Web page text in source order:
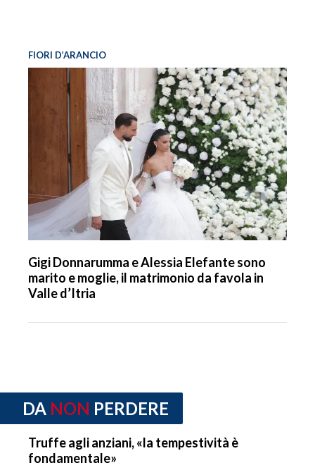
FIORI D’ARANCIO
Gigi Donnarumma e Alessia Elefante sono
marito e moglie, il matrimonio da favola in
Valle d’Itria
DA NON PERDERE
Truffe agli anziani, «la tempestività è
fondamentale»